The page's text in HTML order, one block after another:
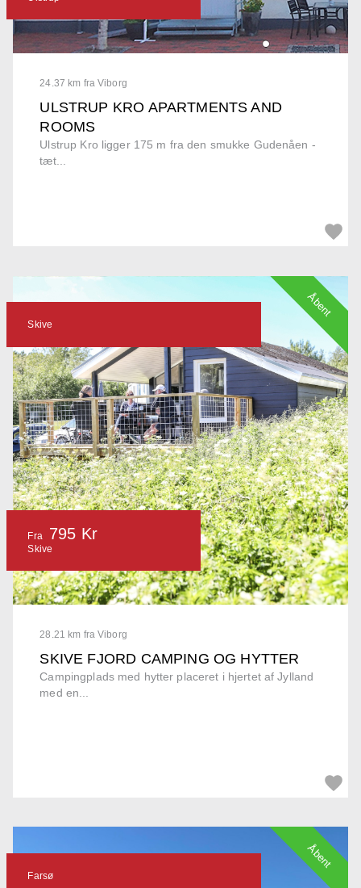
24.37 km fra Viborg
ULSTRUP KRO APARTMENTS AND
ROOMS
Ulstrup Kro ligger 175 m fra den smukke Gudenåen -
tæt...
28.21 km fra Viborg
SKIVE FJORD CAMPING OG HYTTER
Campingplads med hytter placeret i hjertet af Jylland
med en...
Skive
Fra 795 Kr
Skive
Åbent
Farsø
Åbent